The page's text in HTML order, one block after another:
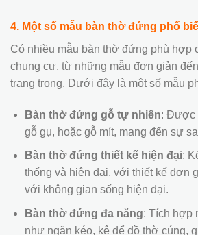
4. Một số mẫu bàn thờ đứng phổ
Có nhiều mẫu bàn thờ đứng phù hợp
chung cư, từ những mẫu đơn giản
trang trọng. Dưới đây là một số mẫu
Bàn thờ đứng gỗ tự nhiên: Được
gỗ gụ, hoặc gỗ mít, mang đến sự
Bàn thờ đứng thiết kế hiện đại:
thống và hiện đại, với thiết kế đơn
với không gian sống hiện đại.
Bàn thờ đứng đa năng: Tích hợp
như ngăn kéo, kệ để đồ thờ cúng,